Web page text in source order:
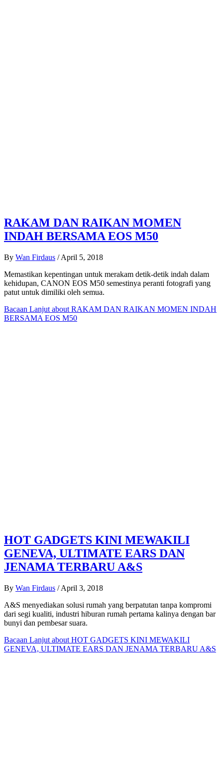
RAKAM DAN RAIKAN MOMEN
INDAH BERSAMA EOS M50
By Wan Firdaus / April 5, 2018
Memastikan kepentingan untuk merakam detik-detik indah dalam
kehidupan, CANON EOS M50 semestinya peranti fotografi yang
patut untuk dimiliki oleh semua.
Bacaan Lanjut about RAKAM DAN RAIKAN MOMEN INDAH
BERSAMA EOS M50
HOT GADGETS KINI MEWAKILI
GENEVA, ULTIMATE EARS DAN
JENAMA TERBARU A&S
By Wan Firdaus / April 3, 2018
A&S menyediakan solusi rumah yang berpatutan tanpa kompromi
dari segi kualiti, industri hiburan rumah pertama kalinya dengan bar
bunyi dan pembesar suara.
Bacaan Lanjut about HOT GADGETS KINI MEWAKILI
GENEVA, ULTIMATE EARS DAN JENAMA TERBARU A&S